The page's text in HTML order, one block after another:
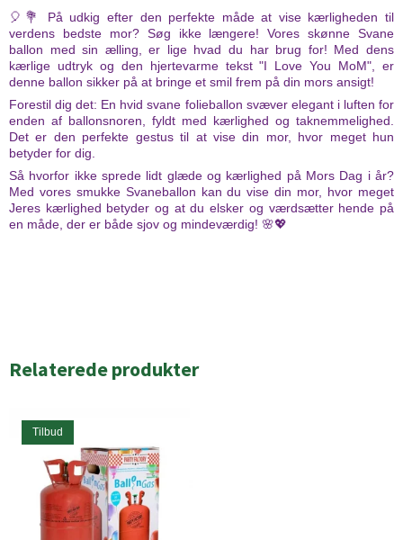
🎈💐 På udkig efter den perfekte måde at vise kærligheden til
verdens bedste mor? Søg ikke længere! Vores skønne Svane
ballon med sin ælling, er lige hvad du har brug for! Med dens
kærlige udtryk og den hjertevarme tekst "I Love You MoM", er
denne ballon sikker på at bringe et smil frem på din mors ansigt!
Forestil dig det: En hvid svane folieballon svæver elegant i luften for
enden af ballonsnoren, fyldt med kærlighed og taknemmelighed.
Det er den perfekte gestus til at vise din mor, hvor meget hun
betyder for dig.
Så hvorfor ikke sprede lidt glæde og kærlighed på Mors Dag i år?
Med vores smukke Svaneballon kan du vise din mor, hvor meget
Jeres kærlighed betyder og at du elsker og værdsætter hende på
en måde, der er både sjov og mindeværdig! 🌸💖
Relaterede produkter
Tilbud